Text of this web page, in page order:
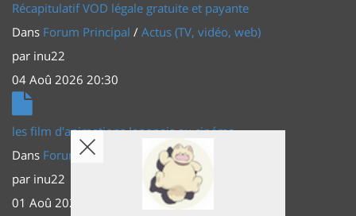
Récapitulatif VOD légale gratuite et payante
Dans Forum Principal / Actus (TV, vidéo, web)
par inu22
04 Aoû 2026 20:30
les film d'animations Japonais au cinéma
Dans Forum Principal
Actus (TV, vidéo, web)
par inu22
01 Aoû 2026 20:56